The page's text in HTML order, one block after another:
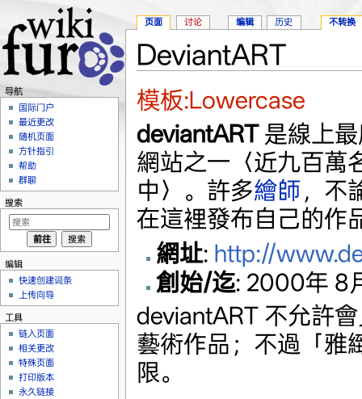
DeviantART
模板:Lowercase
deviantART是線上最
網站之一〈近九百萬
中〉。許多繪師，不
在這裡發布自己的作
網址: http://
創始/迄: 2000年 8
deviantART 不允許
藝術作品；不過「雅
限。
页面 讨论 编辑 历史 不转换
导航
国际门户
最近更改
随机页面
方针指引
帮助
群聊
搜索
编辑
快速创建词条
上传向导
工具
链入页面
相关更改
特殊页面
打印版本
永久链接